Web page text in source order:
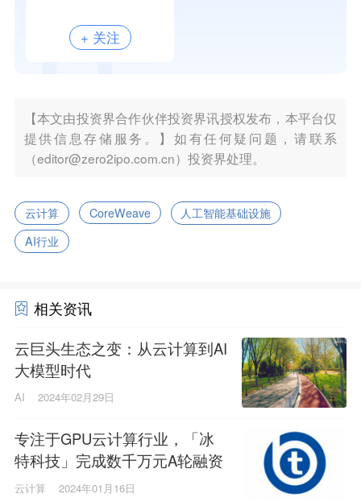
+ 关注
【本文由投资界合作伙伴投资界讯授权发布，本平台仅
提供信息存储服务。】如有任何疑问题，请联系
（editor@zero2ipo.com.cn）投资界处理。
云计算 CoreWeave
人工智能基础设施
AI行业
相关资讯
云巨头生态之变：从云计算到AI
大模型时代
AI 2024年02月29日
专注于GPU云计算行业，「冰
特科技」完成数千万元A轮融资
云计算 2024年01月16日